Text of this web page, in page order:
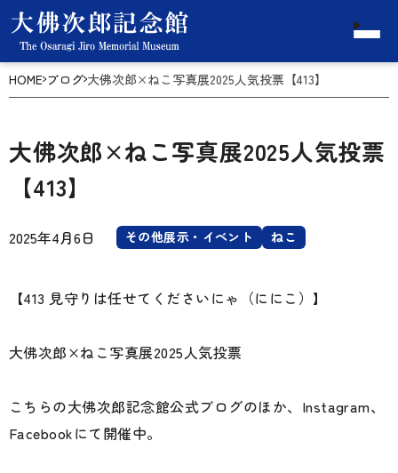
HOME ブログ 大佛次郎×ねこ写真展2025人気投票【413】
大佛次郎×ねこ写真展2025人気投票
【413】
2025年4月6日 その他展示・イベント ねこ
【413 見守りは任せてくださいにゃ（ににこ）】
大佛次郎×ねこ写真展2025人気投票
こちらの大佛次郎記念館公式ブログのほか、Instagram、
Facebookにて開催中。